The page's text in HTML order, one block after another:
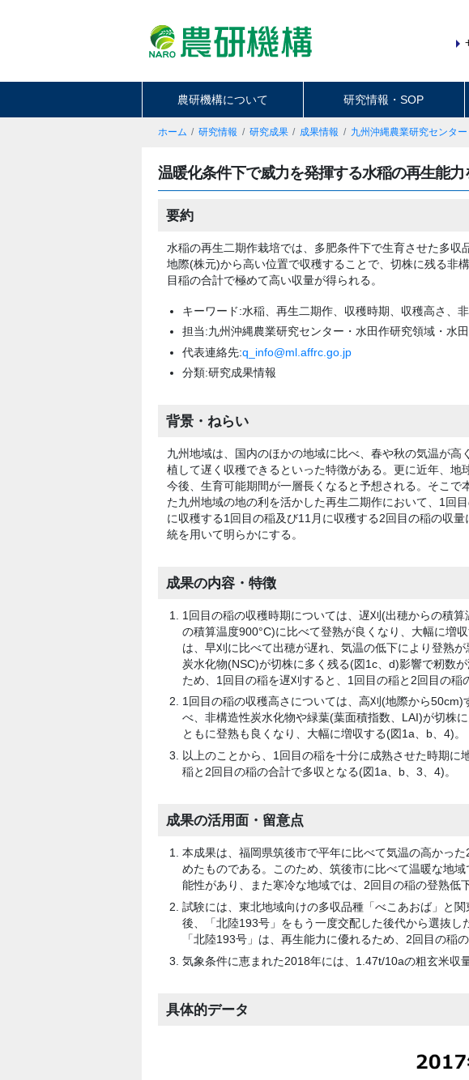
農研機構について 研究情報・SOP
ホーム 研究情報 研究成果 成果情報 九州沖縄農業研究センタ
温暖化条件下で威力を発揮する水稲の再生能
要約
水稲の再生二期作栽培では、多肥条件下で生育させた多
地際(株元)から高い位置で収穫することで、切株に残る非
目稲の合計で極めて高い収量が得られる。
キーワード:水稲、再生二期作、収穫時期、収穫高さ、
担当:九州沖縄農業研究センター・水田作研究領域・水
代表連絡先:q_info@ml.affrc.go.jp
分類:研究成果情報
背景・ねらい
九州地域は、国内のほかの地域に比べ、春や秋の気温が
植して遅く収穫できるといった特徴がある。更に近年、地
今後、生育可能期間が一層長くなると予想される。そこで
た九州地域の地の利を活かした再生二期作において、1回
に収穫する1回目の稲及び11月に収穫する2回目の稲の収
統を用いて明らかにする。
成果の内容・特徴
1回目の稲の収穫時期については、遅刈(出穂からの積算
の積算温度900°C)に比べて登熟が良くなり、大幅に増
は、早刈に比べて出穂が遅れ、気温の低下により登熟
炭水化物(NSC)が切株に多く残る(図1c、d)影響で籾数
ため、1回目の稲を遅刈すると、1回目の稲と2回目の稲
1回目の稲の収穫高さについては、高刈(地際から
べ、非構造性炭水化物や緑葉(葉面積指数、LAI)が切株
ともに登熟も良くなり、大幅に増収する(図1a、b、4)。
以上のことから、1回目の稲を十分に成熟させた時期
稲と2回目の稲の合計で多収となる(図1a、b、3、4)。
成果の活用面・留意点
本成果は、福岡県筑後市で平年に比べて気温の高かっ
めたものである。このため、筑後市に比べて温暖な地
能性があり、また寒冷な地域では、2回目の稲の登熟低
試験には、東北地域向けの多収品種「べこあおば」と
後、「北陸193号」をもう一度交配した後代から選抜
「北陸193号」は、再生能力に優れるため、2回目の稲
気象条件に恵まれた2018年には、1.47t/10aの粗玄米収
具体的データ